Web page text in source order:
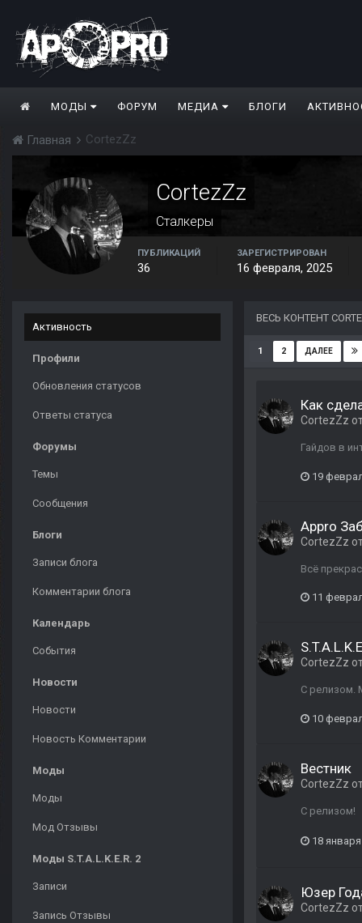
МОДЫ ФОРУМ МЕДИА БЛОГИ
Главная CortezZz
CortezZz
Сталкеры
ПУБЛИКАЦИЙ
36
ЗАРЕГИСТРИРОВАН
16 февраля, 2025
Активность
Профили
Обновления статусов
Ответы статуса
Форумы
Темы
Сообщения
Блоги
Записи блога
Комментарии блога
Календарь
События
Новости
Новости
Новость Комментарии
Моды
Моды
Мод Отзывы
Моды S.T.A.L.K.E.R. 2
Записи
Запись Отзывы
ВЕСЬ КОНТЕНТ
1 2 ДАЛЕЕ
Как
CortezZz
Гайдов в
19
Appro
CortezZz
Всё
11
CortezZz
С релизом.
10
Вестник
CortezZz
С релизом!
18 января
Юзер
CortezZz